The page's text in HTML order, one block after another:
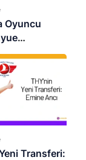
Oyuncu
Transferi: